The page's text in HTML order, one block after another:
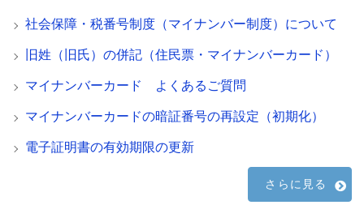
社会保障・税番号制度（マイナンバー制度）について
旧姓（旧氏）の併記（住民票・マイナンバーカード）
マイナンバーカード よくあるご質問
マイナンバーカードの暗証番号の再設定（初期化）
電子証明書の有効期限の更新
さらに見る